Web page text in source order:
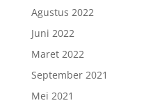
Agustus 2022
Juni 2022
Maret 2022
September 2021
Mei 2021